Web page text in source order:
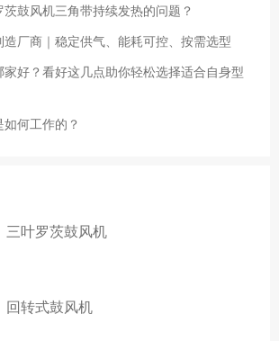
鼓风机三角带持续发热的问题？
厂商｜稳定供气、能耗可控、按需选型
家好？看好这几点助你轻松选择适合自身型
何工作的？
三叶罗茨鼓风机
回转式鼓风机